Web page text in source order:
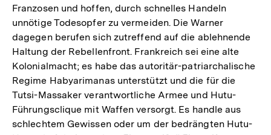
Franzosen und hoffen, durch schnelles Handeln
unnötige Todesopfer zu vermeiden. Die Warner
dagegen berufen sich zutreffend auf die ablehnende
Haltung der Rebellenfront. Frankreich sei eine alte
Kolonialmacht; es habe das autoritär-patriarchalische
Regime Habyarimanas unterstützt und die für die
Tutsi-Massaker verantwortliche Armee und Hutu-
Führungsclique mit Waffen versorgt. Es handle aus
schlechtem Gewissen oder um der bedrängten Hutu-